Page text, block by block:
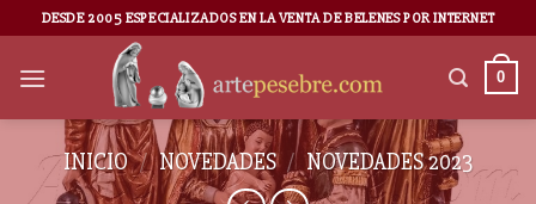
DESDE 2005 ESPECIALIZADOS EN LA VENTA DE BELENES POR INTERNET
0
INICIO / NOVEDADES / NOVEDADES 2023